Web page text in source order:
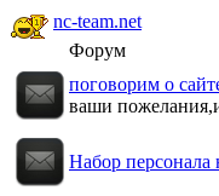
nc-team.net
Форум
поговорим о
ваши
Набор персонала